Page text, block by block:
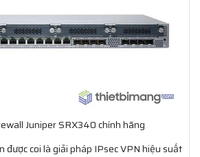
Juniper SRX340 chính hãng
được coi là giải pháp IPsec VPN hiệu suất